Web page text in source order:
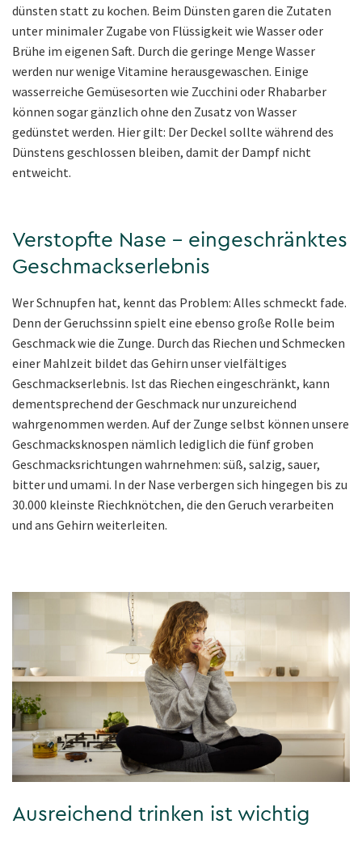
dünsten statt zu kochen. Beim Dünsten garen die Zutaten
unter minimaler Zugabe von Flüssigkeit wie Wasser oder
Brühe im eigenen Saft. Durch die geringe Menge Wasser
werden nur wenige Vitamine herausgewaschen. Einige
wasserreiche Gemüsesorten wie Zucchini oder Rhabarber
können sogar gänzlich ohne den Zusatz von Wasser
gedünstet werden. Hier gilt: Der Deckel sollte während des
Dünstens geschlossen bleiben, damit der Dampf nicht
entweicht.
Verstopfte Nase – eingeschränktes
Geschmackserlebnis
Wer Schnupfen hat, kennt das Problem: Alles schmeckt fade.
Denn der Geruchssinn spielt eine ebenso große Rolle beim
Geschmack wie die Zunge. Durch das Riechen und Schmecken
einer Mahlzeit bildet das Gehirn unser vielfältiges
Geschmackserlebnis. Ist das Riechen eingeschränkt, kann
dementsprechend der Geschmack nur unzureichend
wahrgenommen werden. Auf der Zunge selbst können unsere
Geschmacksknospen nämlich lediglich die fünf groben
Geschmacksrichtungen wahrnehmen: süß, salzig, sauer,
bitter und umami. In der Nase verbergen sich hingegen bis zu
30.000 kleinste Riechknötchen, die den Geruch verarbeiten
und ans Gehirn weiterleiten.
Ausreichend trinken ist wichtig